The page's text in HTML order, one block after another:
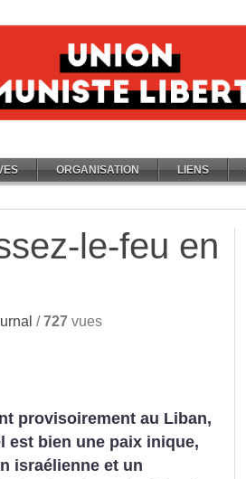
ORGANISATION LIENS
le-feu en
/727 vues
provisoirement au Liban,
est bien une paix inique,
israélienne et un